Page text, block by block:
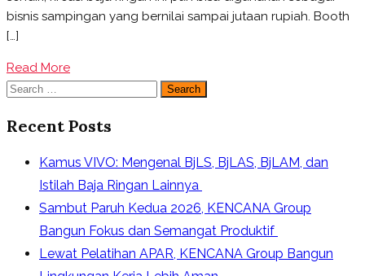
dari
Material
bisnis sampingan yang bernilai sampai jutaan rupiah. Booth
[…]
Read More
Search
Recent Posts
Kamus VIVO: Mengenal BjLS, BjLAS, BjLAM, dan
Istilah Baja Ringan Lainnya
Sambut Paruh Kedua 2026, KENCANA Group
Bangun Fokus dan Semangat Produktif
Lewat Pelatihan APAR, KENCANA Group Bangun